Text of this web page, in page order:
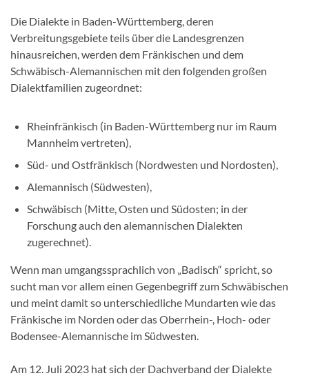
Die Dialekte in Baden-Württemberg, deren
Verbreitungsgebiete teils über die Landesgrenzen
hinausreichen, werden dem Fränkischen und dem
Schwäbisch-Alemannischen mit den folgenden großen
Dialektfamilien zugeordnet:
Rheinfränkisch (in Baden-Württemberg nur im Raum
Mannheim vertreten),
Süd- und Ostfränkisch (Nordwesten und Nordosten),
Alemannisch (Südwesten),
Schwäbisch (Mitte, Osten und Südosten; in der
Forschung auch den alemannischen Dialekten
zugerechnet).
Wenn man umgangssprachlich von „Badisch“ spricht, so
sucht man vor allem einen Gegenbegriff zum Schwäbischen
und meint damit so unterschiedliche Mundarten wie das
Fränkische im Norden oder das Oberrhein-, Hoch- oder
Bodensee-Alemannische im Südwesten.
Am 12. Juli 2023 hat sich der Dachverband der Dialekte